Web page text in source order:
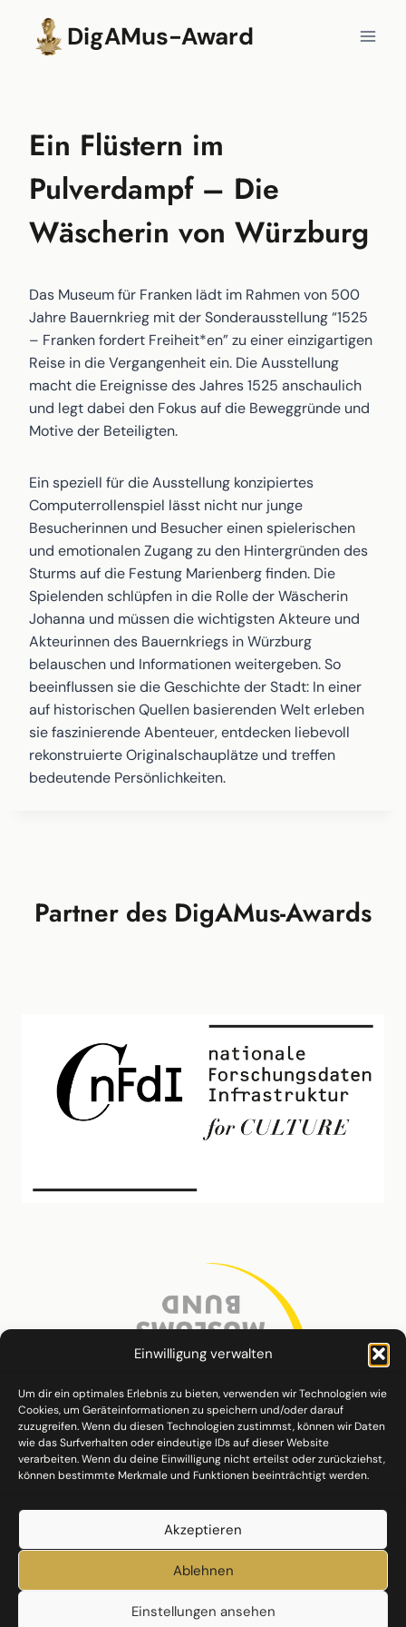
Einwilligung verwalten
Um dir ein optimales Erlebnis zu bieten, verwenden wir Technologien wie
Cookies, um Geräteinformationen zu speichern und/oder darauf
zuzugreifen. Wenn du diesen Technologien zustimmst, können wir Daten
wie das Surfverhalten oder eindeutige IDs auf dieser Website
verarbeiten. Wenn du deine Einwilligung nicht erteilst oder zurückziehst,
können bestimmte Merkmale und Funktionen beeinträchtigt werden.
Akzeptieren
Ablehnen
Einstellungen ansehen
springen
DigAMus-Award
Ein Flüstern im
Pulverdampf – Die
Wäscherin von Würzburg
Das Museum für Franken lädt im Rahmen von 500
Jahre Bauernkrieg mit der Sonderausstellung “1525
– Franken fordert Freiheit*en” zu einer einzigartigen
Reise in die Vergangenheit ein. Die Ausstellung
macht die Ereignisse des Jahres 1525 anschaulich
und legt dabei den Fokus auf die Beweggründe und
Motive der Beteiligten.
Ein speziell für die Ausstellung konzipiertes
Computerrollenspiel lässt nicht nur junge
Besucherinnen und Besucher einen spielerischen
und emotionalen Zugang zu den Hintergründen des
Sturms auf die Festung Marienberg finden. Die
Spielenden schlüpfen in die Rolle der Wäscherin
Johanna und müssen die wichtigsten Akteure und
Akteurinnen des Bauernkriegs in Würzburg
belauschen und Informationen weitergeben. So
beeinflussen sie die Geschichte der Stadt: In einer
auf historischen Quellen basierenden Welt erleben
sie faszinierende Abenteuer, entdecken liebevoll
rekonstruierte Originalschauplätze und treffen
bedeutende Persönlichkeiten.
Partner des DigAMus-Awards